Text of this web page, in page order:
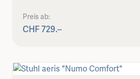
Preis ab:
CHF 729.–